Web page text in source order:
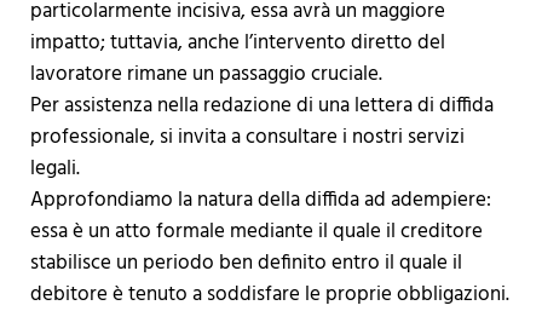
particolarmente incisiva, essa avrà un maggiore
impatto; tuttavia, anche l’intervento diretto del
lavoratore rimane un passaggio cruciale.
Per assistenza nella redazione di una lettera di diffida
professionale, si invita a consultare i nostri servizi
legali.
Approfondiamo la natura della diffida ad adempiere:
essa è un atto formale mediante il quale il creditore
stabilisce un periodo ben definito entro il quale il
debitore è tenuto a soddisfare le proprie obbligazioni.